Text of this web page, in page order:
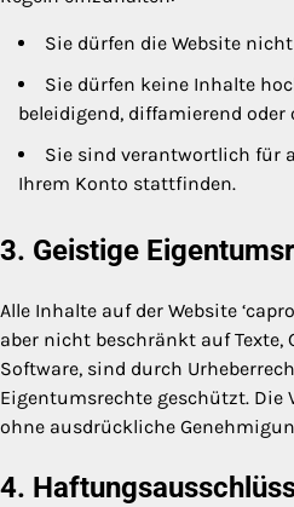
Sie dürfen die Website
Sie dürfen keine Inhalte
beleidigend, diffamierend oder
Sie sind verantwortlich für
Ihrem Konto stattfinden.
3. Geistige
Alle Inhalte auf der Website
aber nicht beschränkt auf Texte,
Software, sind durch
Eigentumsrechte geschützt. Die
ohne ausdrückliche
4.